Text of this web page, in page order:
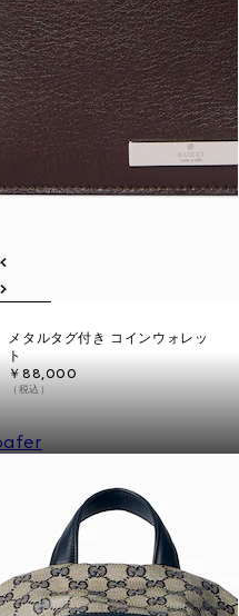
メタルタグ付き コインウォレッ
ト
￥88,000
（税込）